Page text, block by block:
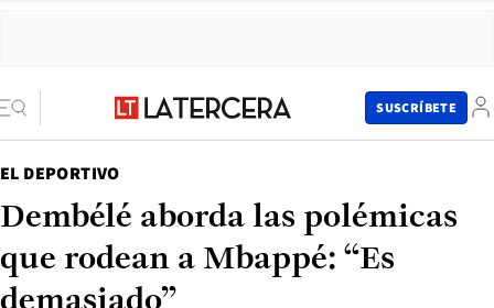
SUSCRÍBETE
EL DEPORTIVO
Dembélé aborda las polémicas
que rodean a Mbappé: “Es